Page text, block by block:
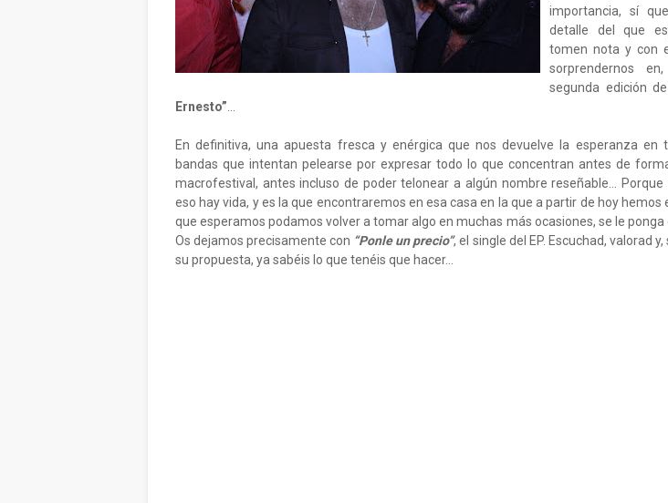
importancia, sí
detalle del que
tomen nota y con
sorprendernos
segunda edición de
Ernesto”
En definitiva, una apuesta fresca y enérgica que nos devuelve la esperanza en
bandas que intentan pelearse por expresar todo lo que concentran antes de
macrofestival, antes incluso de poder telonear a algún nombre reseñable...
eso hay vida, y es la que encontraremos en esa casa en la que a partir de hoy hemos
que esperamos podamos volver a tomar algo en muchas más ocasiones, se le ponga
Os dejamos precisamente con “Ponle un precio”, el single del EP. Escuchad, valorad
su propuesta, ya sabéis lo que tenéis que hacer...